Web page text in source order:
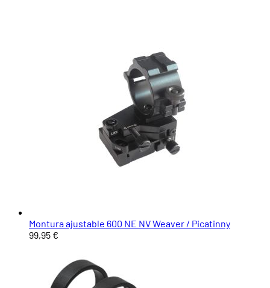
Montura ajustable 600 NE NV Weaver / Picatinny
99,95 €